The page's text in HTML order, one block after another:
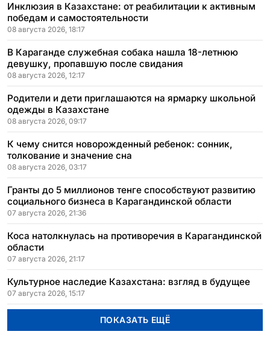
Инклюзия в Казахстане: от реабилитации к активным
победам и самостоятельности
08 августа 2026, 18:17
В Караганде служебная собака нашла 18-летнюю
девушку, пропавшую после свидания
08 августа 2026, 12:17
Родители и дети приглашаются на ярмарку школьной
одежды в Казахстане
08 августа 2026, 09:17
К чему снится новорожденный ребенок: сонник,
толкование и значение сна
08 августа 2026, 03:17
Гранты до 5 миллионов тенге способствуют развитию
социального бизнеса в Карагандинской области
07 августа 2026, 21:36
Коса натолкнулась на противоречия в Карагандинской
области
07 августа 2026, 21:17
Культурное наследие Казахстана: взгляд в будущее
07 августа 2026, 15:17
ПОКАЗАТЬ ЕЩЁ